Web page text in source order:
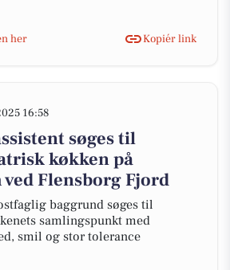
her
Kopiér link
16:58
søges til
køkken på
Flensborg Fjord
baggrund søges til
samlingspunkt med
smil og stor tolerance